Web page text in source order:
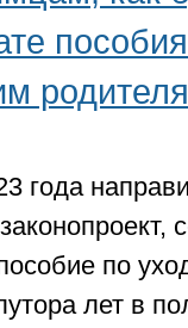
года
по
лет в